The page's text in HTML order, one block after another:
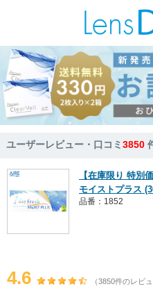
ユーザーレビュー・口コミ3850
【在庫限り 特別
モイストプラス
品番：1852
4.6 （3850件のレビュ